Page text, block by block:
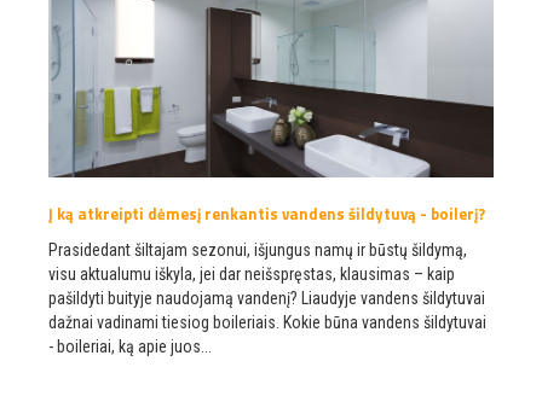
Į ką atkreipti dėmesį renkantis vandens šildytuvą - boilerį?
Prasidedant šiltajam sezonui, išjungus namų ir būstų šildymą,
visu aktualumu iškyla, jei dar neišspręstas, klausimas – kaip
pašildyti buityje naudojamą vandenį? Liaudyje vandens šildytuvai
dažnai vadinami tiesiog boileriais. Kokie būna vandens šildytuvai
- boileriai, ką apie juos...